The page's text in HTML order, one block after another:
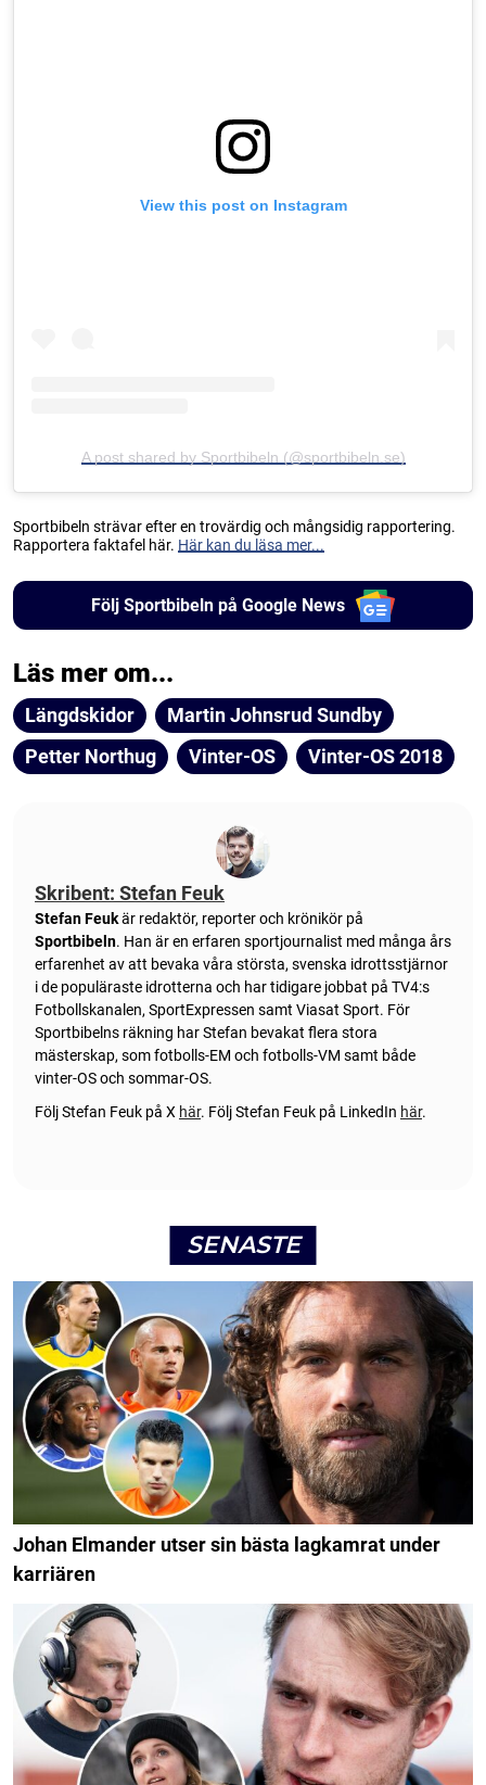
View this post on Instagram
A post shared by Sportbibeln (@sportbibeln.se)
Sportbibeln strävar efter en trovärdig och mångsidig rapportering.
Rapportera faktafel här. Här kan du läsa mer...
Följ Sportbibeln på Google News
Läs mer om...
Längdskidor
Martin Johnsrud Sundby
Petter Northug
Vinter-OS Vinter-OS 2018
Skribent: Stefan Feuk
Stefan Feukär redaktör, reporter och krönikör på
Sportbibeln. Han är en erfaren sportjournalist med många års
erfarenhet av att bevaka våra största, svenska idrottsstjärnor
i de populäraste idrotterna och har tidigare jobbat på TV4:s
Fotbollskanalen, SportExpressen samt Viasat Sport. För
Sportbibelns räkning har Stefan bevakat flera stora
mästerskap, som fotbolls-EM och fotbolls-VM samt både
vinter-OS och sommar-OS.
Följ Stefan Feuk på X här. Följ Stefan Feuk på LinkedIn här.
SENASTE
Johan Elmander utser sin bästa lagkamrat under
karriären